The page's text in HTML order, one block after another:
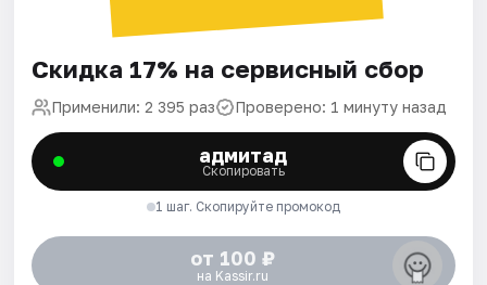
Скидка 17% на сервисный сбор
Применили: 2 395 раз Проверено: 1 минуту назад
адмитад
Скопировать
1 шаг. Скопируйте промокод
от 100 ₽
на Kassir.ru